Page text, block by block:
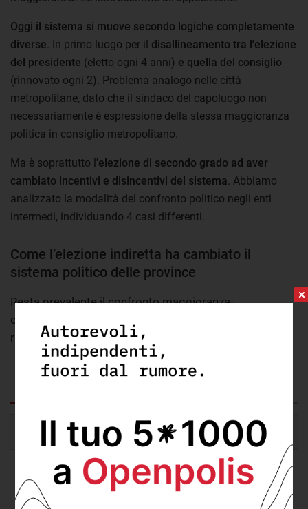
Oggi il sistema si muove secondo logiche completamente
diverse. In primo luogo per il disallineamento tra l'elezione
del presidente (eletto ogni 4 anni) e quella del consiglio
(rinnovato ogni 2). Problema analogo nelle città
metropolitane, dato che il sindaco del capoluogo non
necessariamente è espressione della stessa maggioranza
politica in consiglio metropolitano.
Ma è soprattutto l'elezione di secondo grado ad aver
cambiato incentivi e disincentivi del sistema. Abbiamo
analizzato la modalità del confronto politico negli enti
intermedi, individuando 4 casi differenti.
Come l’elezione indiretta ha cambiato il
sistema politico delle province
Resta prevalente il confronto maggioranza-
opposizione, ma si affacciano nuovi meccanismi di
rappresentanza